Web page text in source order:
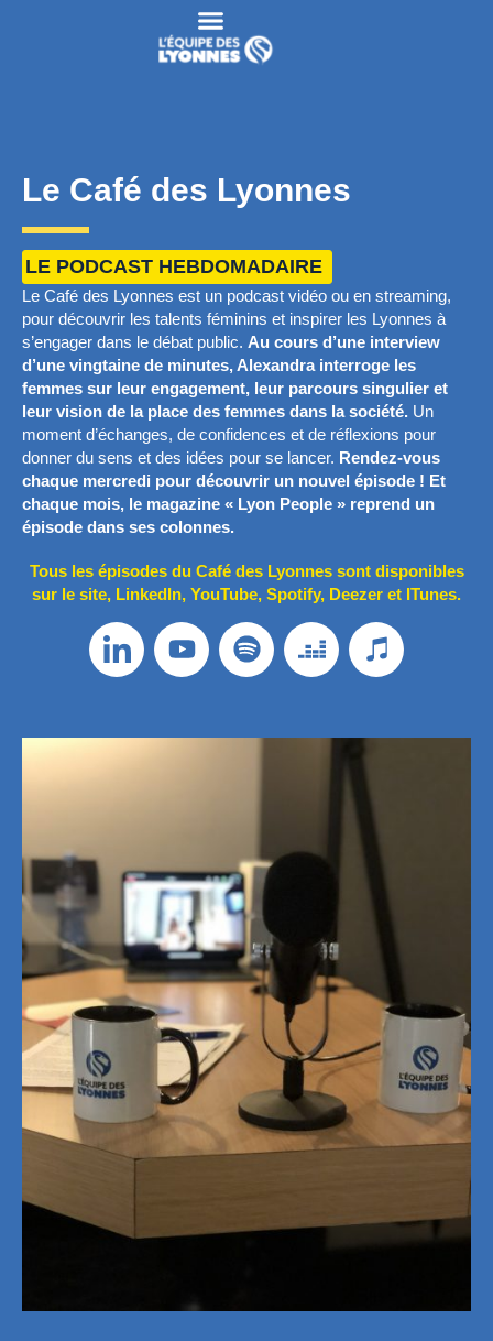
Le Café des Lyonnes
LE PODCAST HEBDOMADAIRE
Le Café des Lyonnes est un podcast vidéo ou en streaming,
pour découvrir les talents féminins et inspirer les Lyonnes à
s’engager dans le débat public. Au cours d’une interview
d’une vingtaine de minutes, Alexandra interroge les
femmes sur leur engagement, leur parcours singulier et
leur vision de la place des femmes dans la société. Un
moment d’échanges, de confidences et de réflexions pour
donner du sens et des idées pour se lancer. Rendez-vous
chaque mercredi pour découvrir un nouvel épisode ! Et
chaque mois, le magazine « Lyon People » reprend un
épisode dans ses colonnes.
Tous les épisodes du Café des Lyonnes sont disponibles
sur le site, LinkedIn, YouTube, Spotify, Deezer et ITunes.